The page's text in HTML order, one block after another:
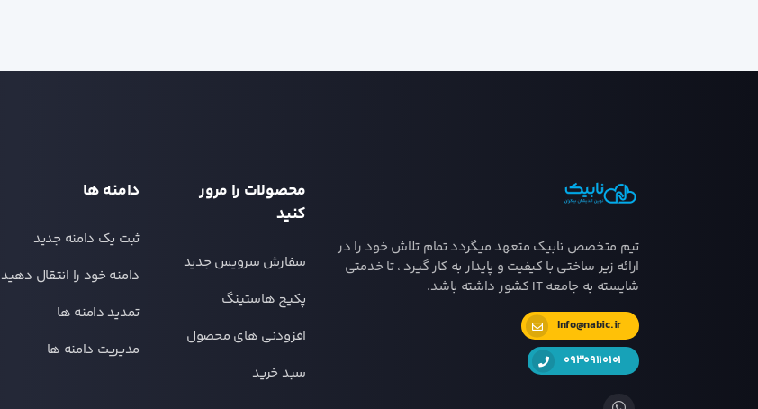
تیم متخصص نابیک متعهد میگردد تمام تلاش خود را در
ارائه زیر ساختی با کیفیت و پایدار به کار گیرد ، تا خدمتی
شایسته به جامعه IT کشور داشته باشد.
Info@nabic.ir
09309110101
محصولات را مرور
کنید
سفارش سرویس جدید
پکیج هاستینگ
افزودنی های محصول
سبد خرید
دامنه ها
ثبت یک دامنه جدید
دامنه خود را انتقال دهید
تمدید دامنه ها
مدیریت دامنه ها